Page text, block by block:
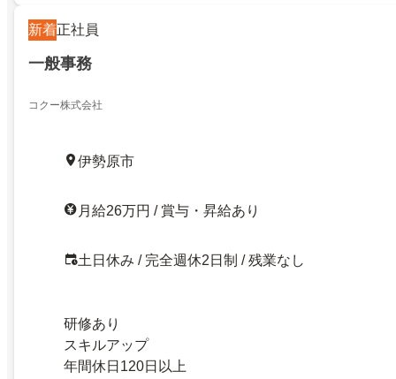
新着正社員
一般事務
コクー株式会社
伊勢原市
月給26万円 / 賞与・昇給あり
土日休み / 完全週休2日制 / 残業なし
研修あり
スキルアップ
年間休日120日以上